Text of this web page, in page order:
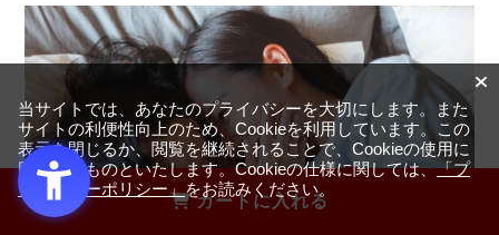
カートに入れる
当サイトでは、あなたのプライバシーを大切にします。また
サイトの利便性向上のため、Cookieを利用しています。この
表示を閉じるか、閲覧を継続されることで、Cookieの使用に
同意するものといたします。Cookieの仕様に関しては、「プ
ライバシーポリシー」をお読みください。